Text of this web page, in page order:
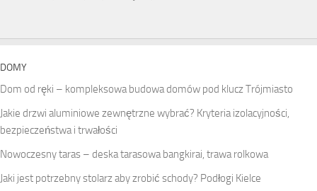
DOMY
Dom od ręki – kompleksowa budowa domów pod klucz Trójmiasto
Jakie drzwi aluminiowe zewnętrzne wybrać? Kryteria izolacyjności,
bezpieczeństwa i trwałości
Nowoczesny taras – deska tarasowa bangkirai, trawa rolkowa
Jaki jest potrzebny stolarz aby zrobić schody? Podłogi Kielce